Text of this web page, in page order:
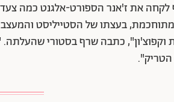
לקחה את ז'אנר הספורט-אלגנט כמה
בעצתו של הסטייליסט והמעצב
וקפוצ'ון", כתבה שרף בסטורי